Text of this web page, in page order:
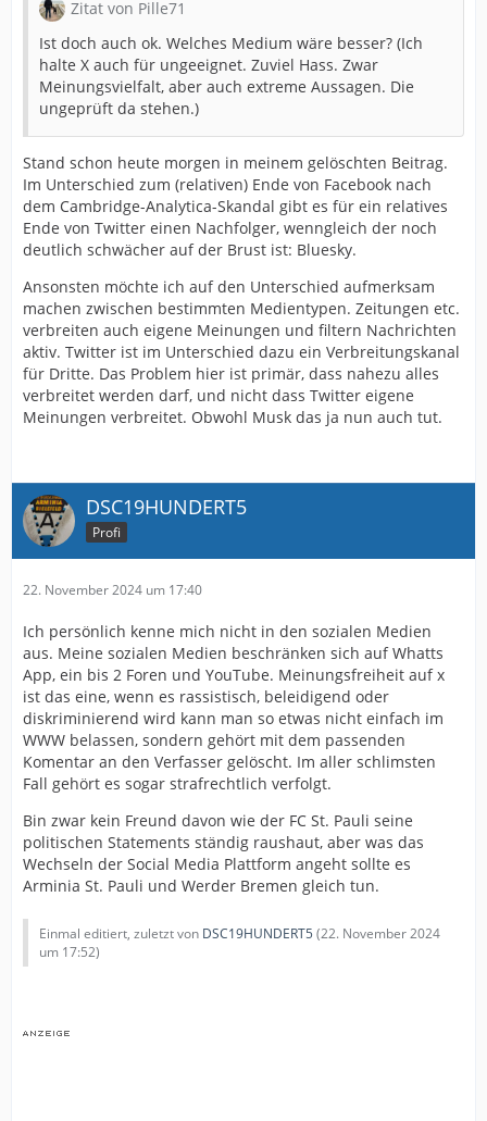
Zitat von Pille71
Ist doch auch ok. Welches Medium wäre besser? (Ich
halte X auch für ungeeignet. Zuviel Hass. Zwar
Meinungsvielfalt, aber auch extreme Aussagen. Die
ungeprüft da stehen.)
Stand schon heute morgen in meinem gelöschten Beitrag.
Im Unterschied zum (relativen) Ende von Facebook nach
dem Cambridge-Analytica-Skandal gibt es für ein relatives
Ende von Twitter einen Nachfolger, wenngleich der noch
deutlich schwächer auf der Brust ist: Bluesky.
Ansonsten möchte ich auf den Unterschied aufmerksam
machen zwischen bestimmten Medientypen. Zeitungen etc.
verbreiten auch eigene Meinungen und filtern Nachrichten
aktiv. Twitter ist im Unterschied dazu ein Verbreitungskanal
für Dritte. Das Problem hier ist primär, dass nahezu alles
verbreitet werden darf, und nicht dass Twitter eigene
Meinungen verbreitet. Obwohl Musk das ja nun auch tut.
DSC19HUNDERT5
Profi
22. November 2024 um 17:40
Ich persönlich kenne mich nicht in den sozialen Medien
aus. Meine sozialen Medien beschränken sich auf Whatts
App, ein bis 2 Foren und YouTube. Meinungsfreiheit auf x
ist das eine, wenn es rassistisch, beleidigend oder
diskriminierend wird kann man so etwas nicht einfach im
WWW belassen, sondern gehört mit dem passenden
Komentar an den Verfasser gelöscht. Im aller schlimsten
Fall gehört es sogar strafrechtlich verfolgt.
Bin zwar kein Freund davon wie der FC St. Pauli seine
politischen Statements ständig raushaut, aber was das
Wechseln der Social Media Plattform angeht sollte es
Arminia St. Pauli und Werder Bremen gleich tun.
Einmal editiert, zuletzt von DSC19HUNDERT5 (22. November 2024
um 17:52)